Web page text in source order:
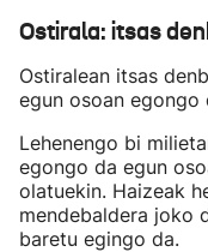
Ostirala: itsas
Ostiralean itsas
egun osoan egongo
Lehenengo bi
egongo da egun
olatuekin. Haizeak
mendebaldera joko
baretu egingo da.